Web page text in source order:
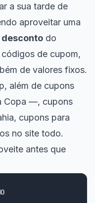
a sua tarde de
aproveitar uma
desconto do
de cupom,
de valores fixos.
além de cupons
Copa —, cupons
cupons para
no site todo.
antes que